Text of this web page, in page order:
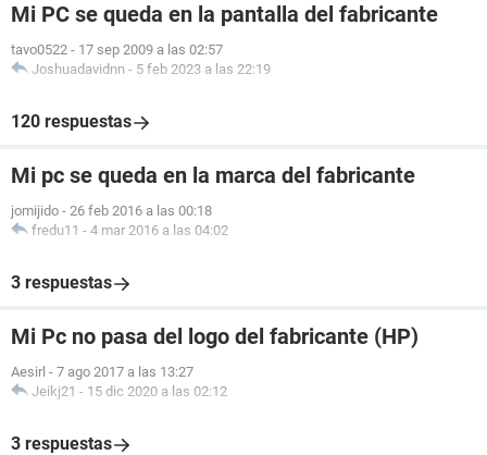
Mi PC se queda en la pantalla del fabricante
tavo0522 - 17 sep 2009 a las 02:57
Joshuadavidnn - 5 feb 2023 a las 22:19
120 respuestas
Mi pc se queda en la marca del fabricante
jomijido - 26 feb 2016 a las 00:18
fredu11 - 4 mar 2016 a las 04:02
3 respuestas
Mi Pc no pasa del logo del fabricante (HP)
Aesirl - 7 ago 2017 a las 13:27
Jeikj21 - 15 dic 2020 a las 02:12
3 respuestas